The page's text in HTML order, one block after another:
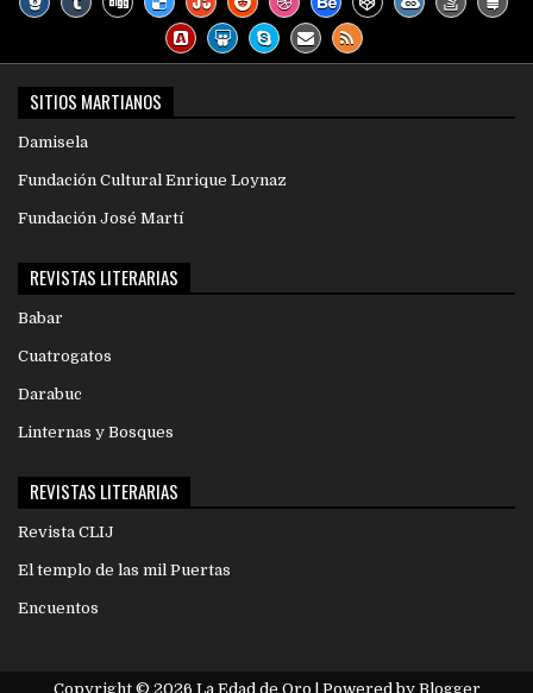
SITIOS MARTIANOS
Damisela
Fundación Cultural Enrique Loynaz
Fundación José Martí
REVISTAS LITERARIAS
Babar
Cuatrogatos
Darabuc
Linternas y Bosques
REVISTAS LITERARIAS
Revista CLIJ
El templo de las mil Puertas
Encuentos
Copyright © 2026 La Edad de Oro | Powered by Blogger